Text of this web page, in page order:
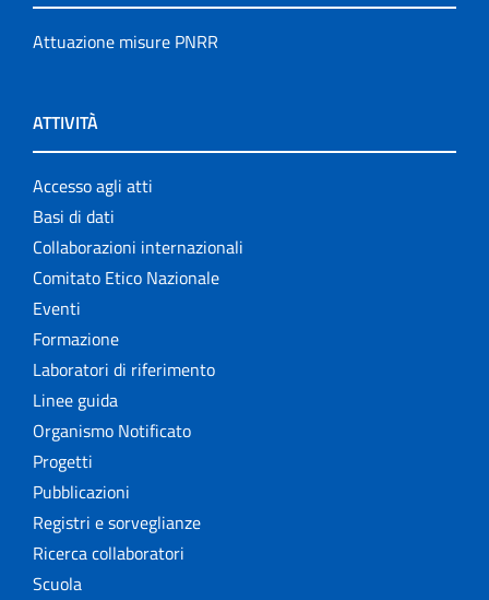
Attuazione misure PNRR
ATTIVITÀ
Accesso agli atti
Basi di dati
Collaborazioni internazionali
Comitato Etico Nazionale
Eventi
Formazione
Laboratori di riferimento
Linee guida
Organismo Notificato
Progetti
Pubblicazioni
Registri e sorveglianze
Ricerca collaboratori
Scuola